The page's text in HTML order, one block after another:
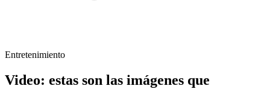
Entretenimiento
Video: estas son las imágenes que